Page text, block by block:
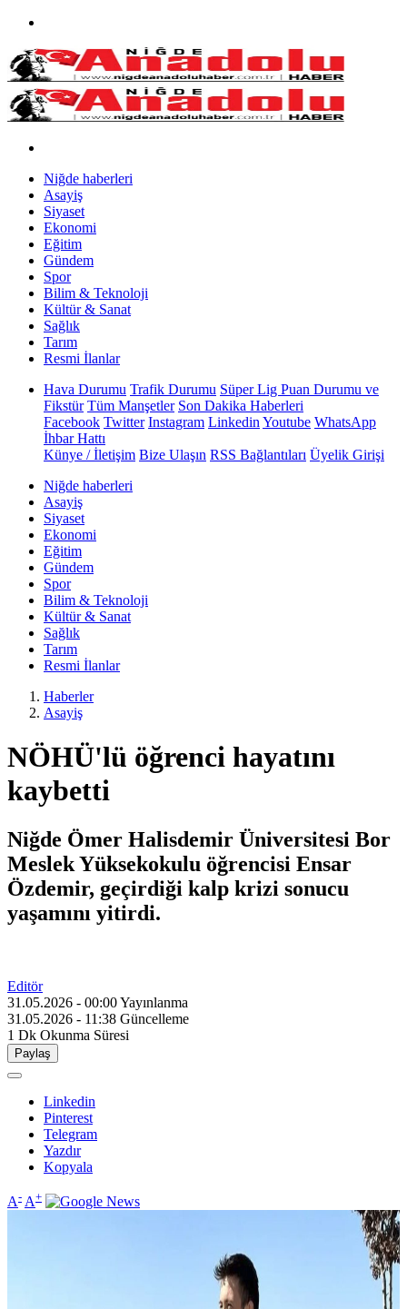
Niğde haberleri
Asayiş
Siyaset
Ekonomi
Eğitim
Gündem
Spor
Bilim & Teknoloji
Kültür & Sanat
Sağlık
Tarım
Resmi İlanlar
Hava Durumu Trafik Durumu Süper Lig Puan Durumu ve
Fikstür Tüm Manşetler Son Dakika Haberleri
Facebook Twitter Instagram Linkedin Youtube WhatsApp
İhbar Hattı
Künye / İletişim Bize Ulaşın RSS Bağlantıları Üyelik Girişi
Niğde haberleri
Asayiş
Siyaset
Ekonomi
Eğitim
Gündem
Spor
Bilim & Teknoloji
Kültür & Sanat
Sağlık
Tarım
Resmi İlanlar
Haberler
Asayiş
NÖHÜ'lü öğrenci hayatını
kaybetti
Niğde Ömer Halisdemir Üniversitesi Bor
Meslek Yüksekokulu öğrencisi Ensar
Özdemir, geçirdiği kalp krizi sonucu
yaşamını yitirdi.
Editör
31.05.2026 - 00:00Yayınlanma
31.05.2026 - 11:38 Güncelleme
1 Dk Okunma Süresi
Paylaş
Linkedin
Pinterest
Telegram
Yazdır
Kopyala
A- A+